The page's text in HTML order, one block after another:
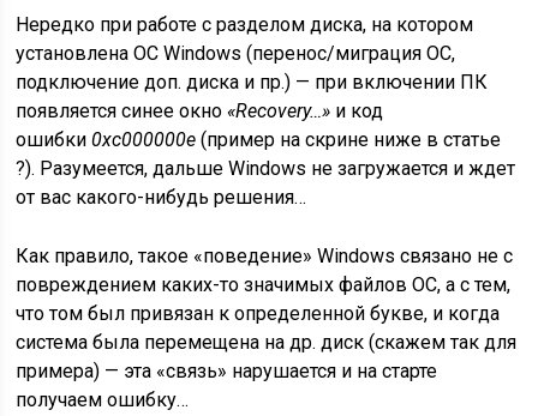
Нередко при работе с разделом диска, на котором
установлена ОС Windows (перенос/миграция ОС,
подключение доп. диска и пр.) — при включении ПК
появляется синее окно«Recovery…» и код
ошибки0xc000000e (пример на скрине ниже в статье
?). Разумеется, дальше Windows не загружается и ждет
от вас какого-нибудь решения…
Как правило, такое «поведение» Windows связано не с
повреждением каких-то значимых файлов ОС, а с тем,
что том был привязан к определенной букве, и когда
система была перемещена на др. диск(скажем так для
примера) — эта «связь» нарушается и на старте
получаем ошибку…